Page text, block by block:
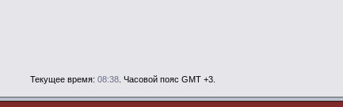
Текущее время: 08:38 . Часовой пояс GMT +3.